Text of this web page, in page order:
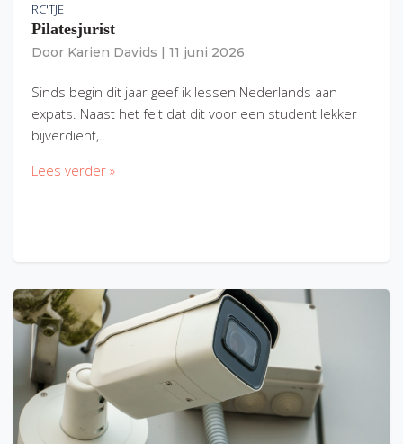
RC'TJE
Pilatesjurist
Door Karien Davids 11 juni 2026
Sinds begin dit jaar geef ik lessen Nederlands aan
expats. Naast het feit dat dit voor een student lekker
bijverdient,…
Lees verder »